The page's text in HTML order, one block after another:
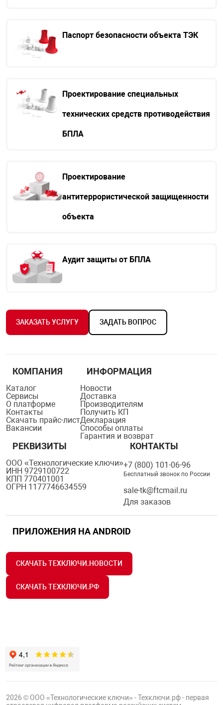
Паспорт безопасности объекта ТЭК
Проектирование специальных
технических средств противодействия
БПЛА
Проектирование
антитеррористической защищенности
объекта
Аудит защиты от БПЛА
ЗАКАЗАТЬ УСЛУГУ ЗАДАТЬ ВОПРОС
КОМПАНИЯ
Каталог
Сервисы
О платформе
Контакты
Скачать прайс-лист
Вакансии
ИНФОРМАЦИЯ
Новости
Доставка
Производителям
Получить КП
Декларация
Способы оплаты
Гарантия и возврат
РЕКВИЗИТЫ
ООО «Технологические ключи»
ИНН 9729100722
КПП 770401001
ОГРН 1177746634559
КОНТАКТЫ
+7 (800) 101-06-96
Бесплатный звонок по России
sale-tk@ftcmail.ru
Для заказов
ПРИЛОЖЕНИЯ НА ANDROID
СКАЧАТЬ ТЕХКЛЮЧИ.НОВОСТИ
СКАЧАТЬ ТЕХКЛЮЧИ.РФ
2026 © ООО «Технологические ключи» - Техключи.рф - первая